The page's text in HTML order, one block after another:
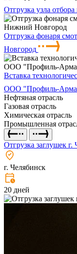
Отгрузка узла отбора
Отгрузка фонаря
Новгород
Вставка
ООО "Профиль-
Нефтяная отрасль
Газовая отрасль
Химическая отрасль
Промышленная
Отгрузка заглушек г.
г. Челябинск
20 дней